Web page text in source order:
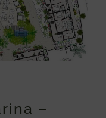
–